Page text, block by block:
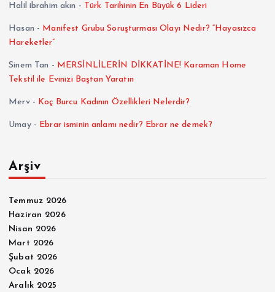
l
a
m
a
Halil ibrahim akın - Türk Tarihinin En Büyük 6 Lideri
Hasan - Manifest Grubu Soruşturması Olayı Nedir? “Hayasızca
Hareketler”
Sinem Tan - MERSİNLİLERİN DİKKATİNE! Karaman Home
Tekstil ile Evinizi Baştan Yaratın
Merv- Koç Burcu Kadının Özellikleri Nelerdir?
Umay- Ebrar isminin anlamı nedir? Ebrar ne demek?
Arşiv
Temmuz 2026
Haziran 2026
Nisan 2026
Mart 2026
Şubat 2026
Ocak 2026
Aralık 2025